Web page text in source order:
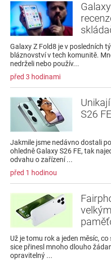
Galaxy Z Fold8 je v posledních
bláznovství v tech komunitě.
nedrželi nebo použív...
před 3 hodinami
S26
Jakmile jsme nedávno dostali
ohledně Galaxy S26 FE, tak
odvahu o zařízení ...
před 1 hodinou
Už je tomu rok a jeden měsíc,
sice přinesl mnoho dlouho
opravitelný ...